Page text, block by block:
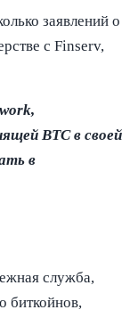
заявлений о
с Finserv,
BTC в своей
в
служба,
биткойнов,